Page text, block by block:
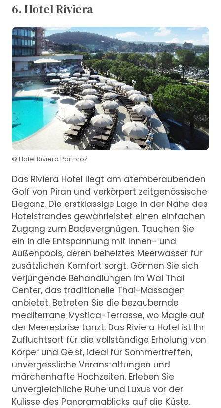
6. Hotel Riviera
© Hotel Riviera Portorož
Das Riviera Hotel liegt am atemberaubenden
Golf von Piran und verkörpert zeitgenössische
Eleganz. Die erstklassige Lage in der Nähe des
Hotelstrandes gewährleistet einen einfachen
Zugang zum Badevergnügen. Tauchen Sie
ein in die Entspannung mit Innen- und
Außenpools, deren beheiztes Meerwasser für
zusätzlichen Komfort sorgt. Gönnen Sie sich
verjüngende Behandlungen im Wai Thai
Center, das traditionelle Thai-Massagen
anbietet. Betreten Sie die bezaubernde
mediterrane Mystica-Terrasse, wo Magie auf
der Meeresbrise tanzt. Das Riviera Hotel ist Ihr
Zufluchtsort für die vollständige Erholung von
Körper und Geist, ideal für Sommertreffen,
unvergessliche Veranstaltungen und
märchenhafte Hochzeiten. Erleben Sie
unvergleichliche Ruhe und Luxus vor der
Kulisse des Panoramablicks auf die Küste.